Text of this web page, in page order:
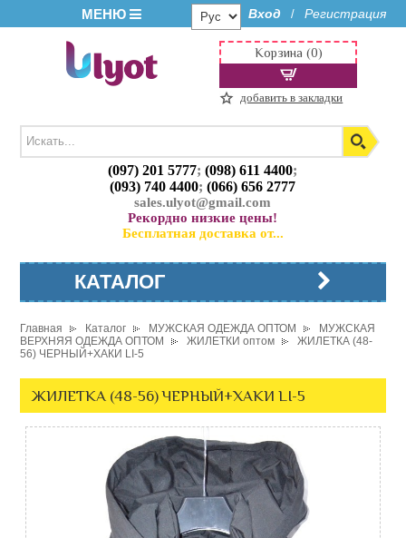
МЕНЮ Вход / Регистрация
(097) 201 5777;(098) 611 4400;
(093) 740 4400;(066) 656 2777
sales.ulyot@gmail.com
Рекордно низкие цены!
Бесплатная доставка от...
Корзина (0)
добавить в закладки
КАТАЛОГ
Главная Каталог МУЖСКАЯ ОДЕЖДА ОПТОМ
МУЖСКАЯ
ВЕРХНЯЯ ОДЕЖДА ОПТОМ
ЖИЛЕТКИ оптом
ЖИЛЕТКА (48-
56) ЧЕРНЫЙ+ХАКИ LI-5
ЖИЛЕТКА (48-56) ЧЕРНЫЙ+ХАКИ LI-5